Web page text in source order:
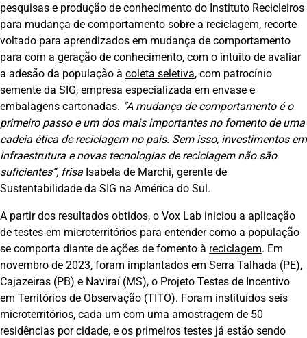
pesquisas e produção de conhecimento do Instituto Recicleiros
para mudança de comportamento sobre a reciclagem, recorte
voltado para aprendizados em mudança de comportamento
para com a geração de conhecimento, com o intuito de avaliar
a adesão da população à coleta seletiva, com patrocínio
semente da SIG, empresa especializada em envase e
embalagens cartonadas. “A mudança de comportamento é o
primeiro passo e um dos mais importantes no fomento de uma
cadeia ética de reciclagem no país. Sem isso, investimentos em
infraestrutura e novas tecnologias de reciclagem não são
suficientes”, frisa Isabela de Marchi, gerente de
Sustentabilidade da SIG na América do Sul.
A partir dos resultados obtidos, o Vox Lab iniciou a aplicação
de testes em microterritórios para entender como a população
se comporta diante de ações de fomento à reciclagem. Em
novembro de 2023, foram implantados em Serra Talhada (PE),
Cajazeiras (PB) e Naviraí (MS), o Projeto Testes de Incentivo
em Territórios de Observação (TITO). Foram instituídos seis
microterritórios, cada um com uma amostragem de 50
residências por cidade, e os primeiros testes já estão sendo